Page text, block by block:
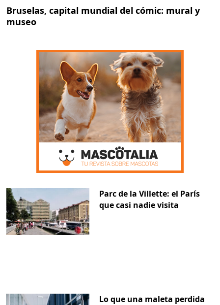
Bruselas, capital mundial del cómic: mural y
museo
Parc de la Villette: el París
que casi nadie visita
Lo que una maleta perdida